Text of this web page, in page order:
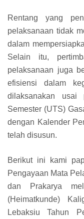
Rentang yang
pelaksanaan tidak
dalam
Selain itu,
pelaksanaan juga
efisiensi dalam
dilaksanakan usai
Semester (UTS)
dengan Kalender
telah disusun.
Berikut ini kami
Pengayaan Mata
dan Prakarya
(Heimatkunde)
Lebaksiu Tahun